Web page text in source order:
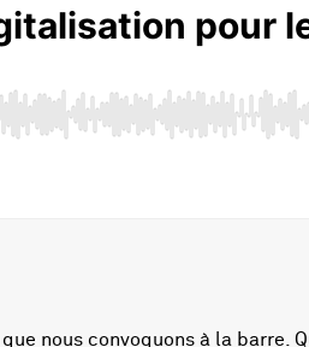
que nous convoquons à la barre.